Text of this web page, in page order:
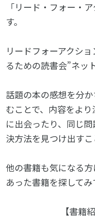
「リード・フォー・
す。
リードフォーアクシ
るための読書会”ネッ
話題の本の感想を分
むことで、内容をよ
に出会ったり、同じ
決方法を見つけ出すこ
他の書籍も気になる
あった書籍を探してみ
【書籍